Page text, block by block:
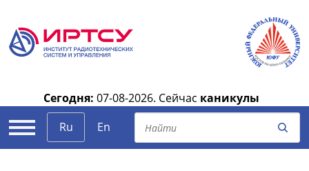
Сегодня: 07-08-2026. Сейчас каникулы
Ru
En